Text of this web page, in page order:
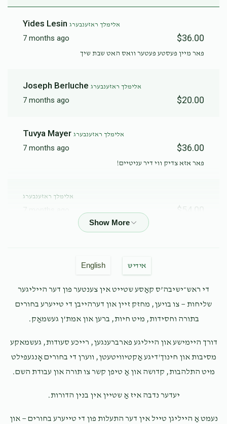
Yides Lesin אלימלך ראזענבערג
7 months ago $36.00
פאר מיין פעסטע פעטער וואס האט שבת שיך
Joseph Berluche אלימלך ראזענבערג
7 months ago $20.00
Tuvya Mayer אלימלך ראזענבערג
7 months ago $36.00
פאר אזא צדיק ווי דיר עניטיים!
אלימלך ראזענבערג
$54.00
Elimelech Firerאלימלך ראזענבערג
7 months ago $90.00
Mordechai Rosenbergאלימלך ראזענבערג
7 months ago $50.00
Best brother! Keep smiling💪💪💪
אדמו"ר מפלאנדזש
7 months ago $2.00
English אידיש
די ראש־ישיבה’ס קאַסע שטייט אין צענטער פון דער הייליגער
שליחות — צו בויען, מחזק זיין און דערהייבן די טייערע בחורים
בתורה וחסידות, מיט חיות, ברען און אמת’ן געשמאַק.
דורך היימישע און הייליגע פארברענגען, רייכע סעודות, געשמאקע
מסיבות און חינוך'דיגע אַקטיוויטעטן, ווערן די בחורים אָנגעפילט
מיט התלהבות, קדושה און אַ טיפן קשר צו תורה און עבודת השם.
יעדער נדבה איז אַ שטיין אין בנין הדורות.
נעמט אַ הייליגן טייל אין דער התעלות פון די טייערע בחורים — און